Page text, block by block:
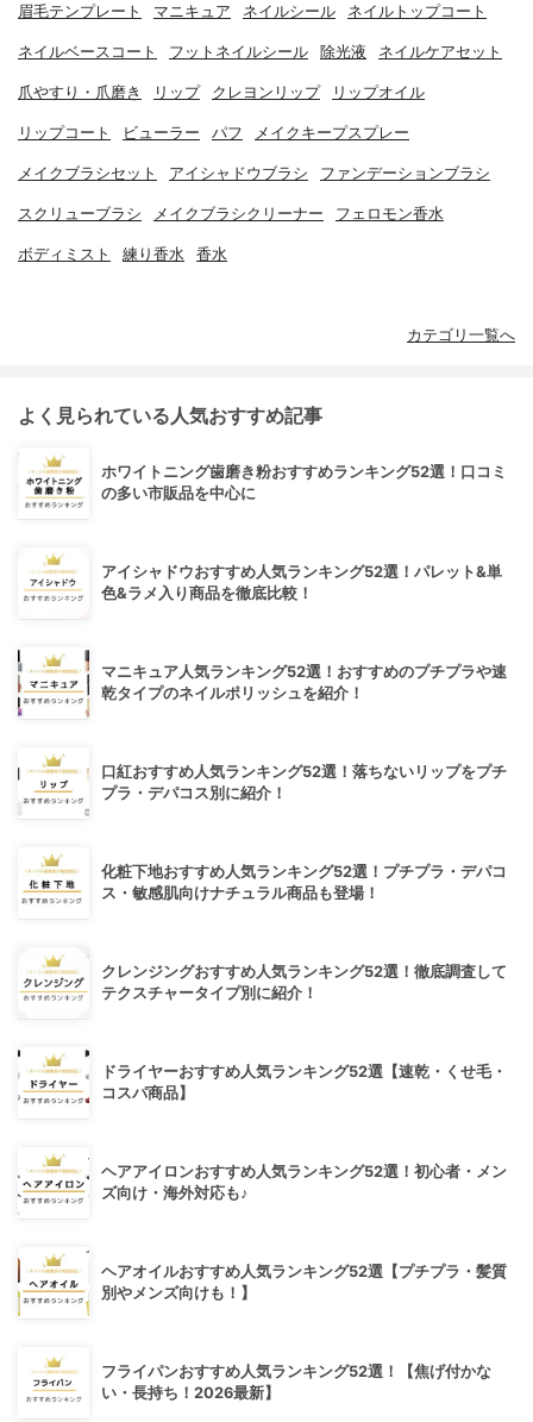
眉毛テンプレート マニキュア ネイルシール ネイルトップコート
ネイルベースコート フットネイルシール 除光液 ネイルケアセット
爪やすり・爪磨き リップ クレヨンリップ リップオイル
リップコート ビューラー パフ メイクキープスプレー
メイクブラシセット アイシャドウブラシ ファンデーションブラシ
スクリューブラシ メイクブラシクリーナー フェロモン香水
ボディミスト 練り香水 香水
カテゴリ一覧へ
よく見られている人気おすすめ記事
ホワイトニング歯磨き粉おすすめランキング52選！口コミ
の多い市販品を中心に
アイシャドウおすすめ人気ランキング52選！パレット&単
色&ラメ入り商品を徹底比較！
マニキュア人気ランキング52選！おすすめのプチプラや速
乾タイプのネイルポリッシュを紹介！
口紅おすすめ人気ランキング52選！落ちないリップをプチ
プラ・デパコス別に紹介！
化粧下地おすすめ人気ランキング52選！プチプラ・デパコ
ス・敏感肌向けナチュラル商品も登場！
クレンジングおすすめ人気ランキング52選！徹底調査して
テクスチャータイプ別に紹介！
ドライヤーおすすめ人気ランキング52選【速乾・くせ毛・
コスパ商品】
ヘアアイロンおすすめ人気ランキング52選！初心者・メン
ズ向け・海外対応も♪
ヘアオイルおすすめ人気ランキング52選【プチプラ・髪質
別やメンズ向けも！】
フライパンおすすめ人気ランキング52選！【焦げ付かな
い・長持ち！2026最新】